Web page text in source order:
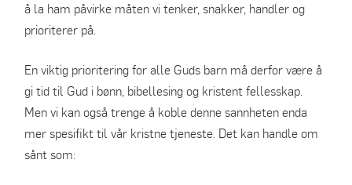
å la ham påvirke måten vi tenker, snakker, handler og
prioriterer på.
En viktig prioritering for alle Guds barn må derfor være å
gi tid til Gud i bønn, bibellesing og kristent fellesskap.
Men vi kan også trenge å koble denne sannheten enda
mer spesifikt til vår kristne tjeneste. Det kan handle om
sånt som: